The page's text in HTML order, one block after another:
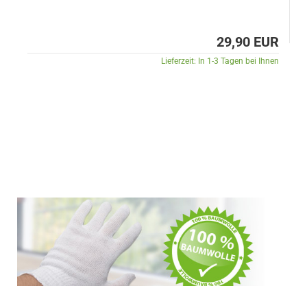
29,90 EUR
Lieferzeit: In 1-3 Tagen bei Ihnen